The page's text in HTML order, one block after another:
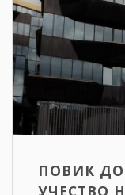
ПОВИК
УЧЕСТВО